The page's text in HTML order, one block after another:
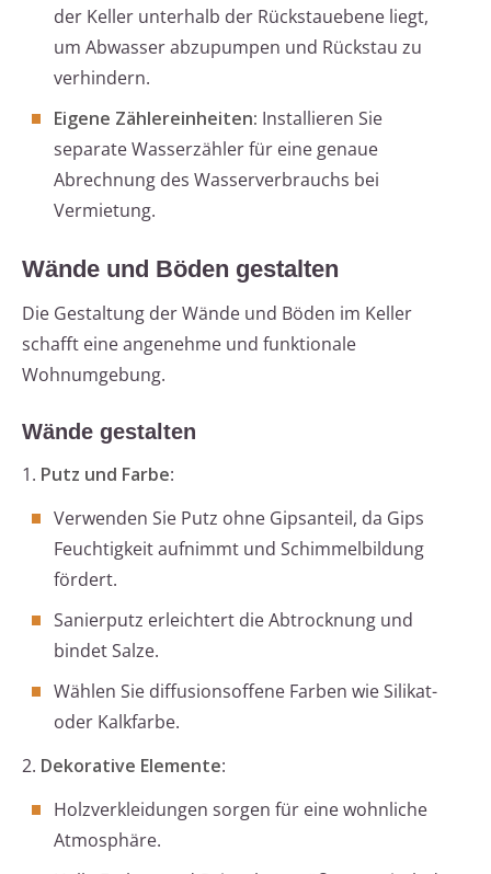
der Keller unterhalb der Rückstauebene liegt,
um Abwasser abzupumpen und Rückstau zu
verhindern.
Eigene Zählereinheiten: Installieren Sie
separate Wasserzähler für eine genaue
Abrechnung des Wasserverbrauchs bei
Vermietung.
Wände und Böden gestalten
Die Gestaltung der Wände und Böden im Keller
schafft eine angenehme und funktionale
Wohnumgebung.
Wände gestalten
1. Putz und Farbe:
Verwenden Sie Putz ohne Gipsanteil, da Gips
Feuchtigkeit aufnimmt und Schimmelbildung
fördert.
Sanierputz erleichtert die Abtrocknung und
bindet Salze.
Wählen Sie diffusionsoffene Farben wie Silikat-
oder Kalkfarbe.
2. Dekorative Elemente:
Holzverkleidungen sorgen für eine wohnliche
Atmosphäre.